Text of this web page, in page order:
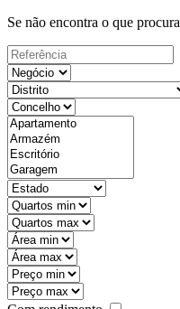
Se não encontra o que